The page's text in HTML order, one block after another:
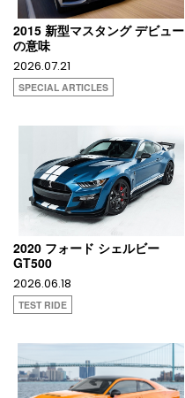
2015 新型マスタング デビュー
の意味
2026.07.21
SPECIAL ARTICLES
2020 フォード シェルビー
GT500
2026.06.18
TEST RIDE